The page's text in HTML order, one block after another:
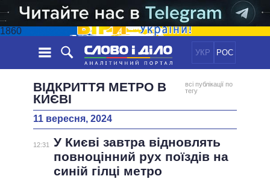
1860
УКР РОС
НОВИНИ
СТРІЧКА
ПОДІЇ
СТАТТІ
ПОЛІТИКА
ЕКОНОМІКА
СУСПІЛЬСТВО
СВІТ
ОБIЦЯНКИ
ПОЛIТИКИ
УСІ ПОЛІТИКИІНФОГРАФІКА
ВІДКРИТТЯ МЕТРО В
КИЄВІ
всі публікації по
тегу
11 вересня, 2024
12:31
У Києві завтра відновлять
повноцінний рух поїздів на
синій гілці метро